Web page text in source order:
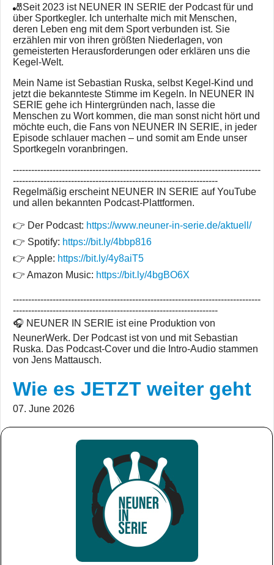
🎳Seit 2023 ist NEUNER IN SERIE der Podcast für und
über Sportkegler. Ich unterhalte mich mit Menschen,
deren Leben eng mit dem Sport verbunden ist. Sie
erzählen mir von ihren größten Niederlagen, von
gemeisterten Herausforderungen oder erklären uns die
Kegel-Welt.
Mein Name ist Sebastian Ruska, selbst Kegel-Kind und
jetzt die bekannteste Stimme im Kegeln. In NEUNER IN
SERIE gehe ich Hintergründen nach, lasse die
Menschen zu Wort kommen, die man sonst nicht hört und
möchte euch, die Fans von NEUNER IN SERIE, in jeder
Episode schlauer machen – und somit am Ende unser
Sportkegeln voranbringen.
---------------------------------------------------------------------------------
-------------------------------------------------------------------
Regelmäßig erscheint NEUNER IN SERIE auf YouTube
und allen bekannten Podcast-Plattformen.
👉 Der Podcast: https://www.neuner-in-serie.de/aktuell/
👉 Spotify: https://bit.ly/4bbp816
👉 Apple: https://bit.ly/4y8aiT5
👉 Amazon Music: https://bit.ly/4bgBO6X
---------------------------------------------------------------------------------
-------------------------------------------------------------------
🎧 NEUNER IN SERIE ist eine Produktion von
NeunerWerk. Der Podcast ist von und mit Sebastian
Ruska. Das Podcast-Cover und die Intro-Audio stammen
von Jens Mattausch.
Wie es JETZT weiter geht
07. June 2026